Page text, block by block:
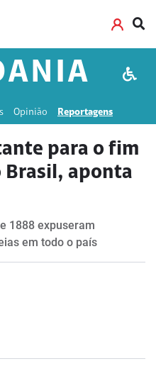
Opinião Reportagens
para o fim
Brasil, aponta
1888 expuseram
em todo o país